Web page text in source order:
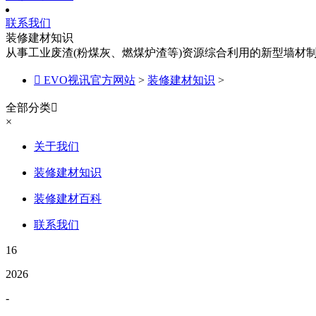
联系我们
装修建材知识
从事工业废渣(粉煤灰、燃煤炉渣等)资源综合利用的新型墙材
 EVO视讯官方网站 > 装修建材知识 >
全部分类
×
关于我们
装修建材知识
装修建材百科
联系我们
16
2026
-